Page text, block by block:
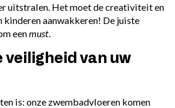
uitstralen. Het moet de creativiteit en
aanwakkeren! De juiste
eenmust
veiligheid van uw
is: onze zwembadvloeren komen